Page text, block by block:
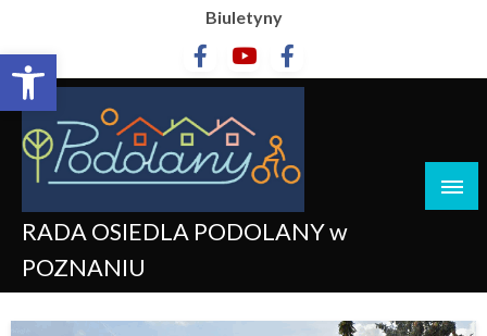
Otwórz pasek narzędzi
Biuletyny
RADA OSIEDLA PODOLANY w
POZNANIU